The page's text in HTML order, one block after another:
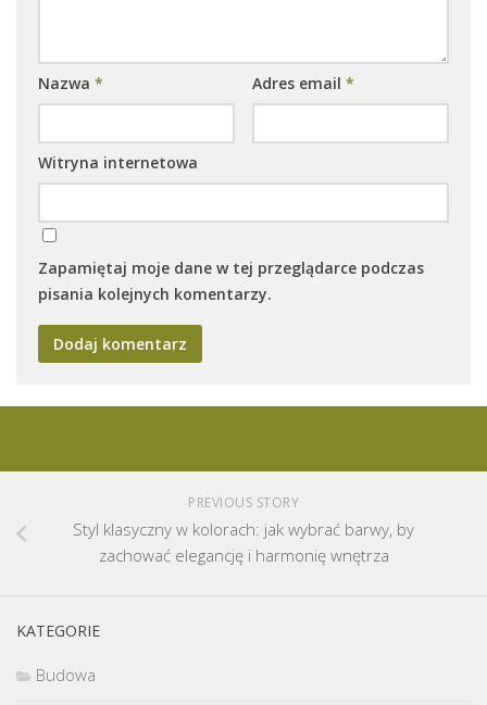
Nazwa * Adres email *
Witryna internetowa
Zapamiętaj moje dane w tej przeglądarce podczas
pisania kolejnych komentarzy.
PREVIOUS STORY
Styl klasyczny w kolorach: jak wybrać barwy, by
zachować elegancję i harmonię wnętrza
KATEGORIE
Budowa